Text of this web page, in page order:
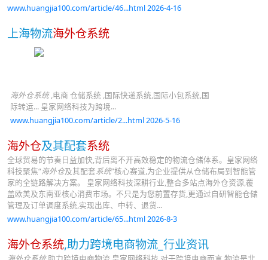
www.huangjia100.com/article/46...html 2026-4-16
上海物流海外仓系统
海外仓系统,电商 仓储系统 ,国际快递系统,国际小包系统,国
际转运... 皇家网络科技为跨境...
www.huangjia100.com/article/2...html 2026-5-16
海外仓及其配套系统
全球贸易的节奏日益加快,背后离不开高效稳定的物流仓储体系。皇家网络
科技聚焦“海外仓及其配套系统”核心赛道,为企业提供从仓储布局到智能管
家的全链路解决方案。 皇家网络科技深耕行业,整合多站点海外仓资源,覆
盖欧美及东南亚核心消费市场。不只是为您前置存货,更通过自研智能仓储
管理及订单调度系统,实现出库、中转、退货...
www.huangjia100.com/article/65...html 2026-8-3
海外仓系统,助力跨境电商物流_行业资讯